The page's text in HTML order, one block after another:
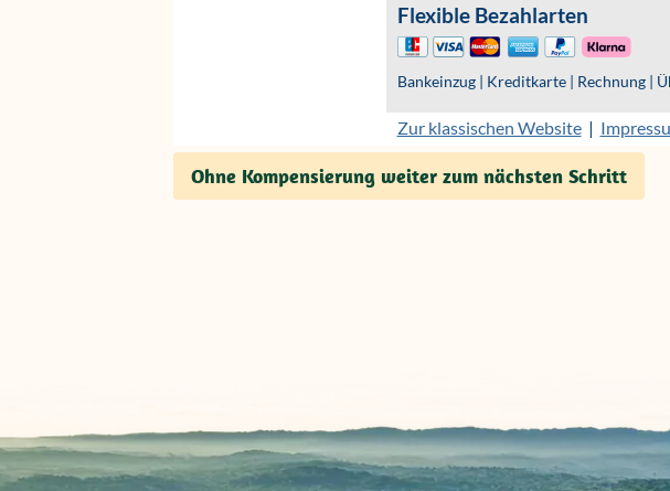
Ohne Kompensierung weiter zum nächsten Schritt